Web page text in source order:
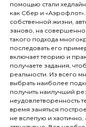
помощью стали
как Сбер и
собственной жизни,
заново, на
такого подхода
последовать его
включает теорию и
получаете задания,
реальности. Из всего
выбрать наиболее
получить наилучший
неудовлетворенность
время заняться
не вслепую и